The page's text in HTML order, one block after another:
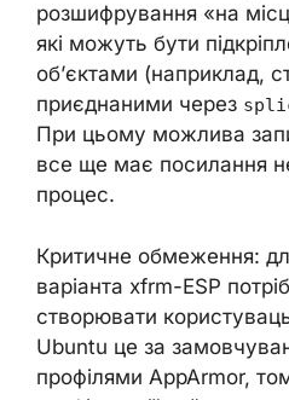
розшифрування «на
які можуть бути
об’єктами (наприклад,
приєднаними через
При цьому можлива
все ще має посилання
процес.
Критичне обмеження:
варіанта xfrm-ESP
створювати
Ubuntu це за
профілями AppArmor,